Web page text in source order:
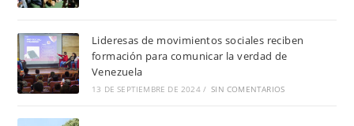
Lideresas de movimientos sociales reciben
formación para comunicar la verdad de
Venezuela
13 DE SEPTIEMBRE DE 2024 / SIN COMENTARIOS